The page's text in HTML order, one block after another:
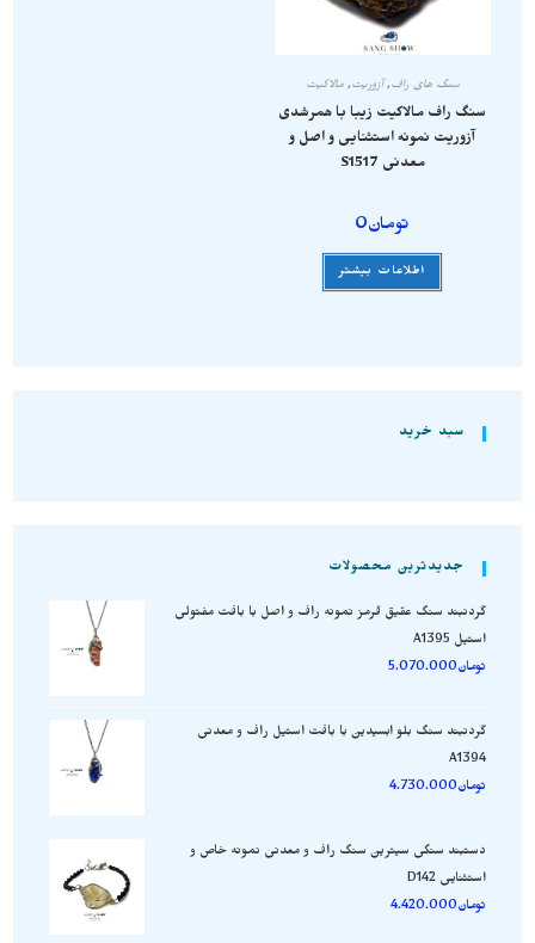
سنگ های راف,آزوریت,مالاکیت
سنگ راف مالاکیت زیبا با همرشدی
آزوریت نمونه استثنایی و اصل و
معدنی S1517
تومان0
اطلاعات بیشتر
سبد خرید
جدیدترین محصولات
گردنبند سنگ عقیق قرمز نمونه راف و اصل با بافت مفتولی
استیل A1395
تومان5.070.000
گردنبند سنگ بلو ابسیدین با بافت استیل راف و معدنی
A1394
تومان4.730.000
دستبند سنگی سیترین سنگ راف و معدنی نمونه خاص و
استثنایی D142
تومان4.420.000